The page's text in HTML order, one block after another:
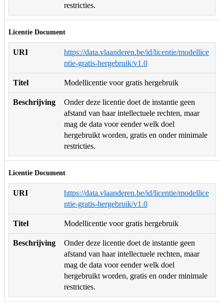
restricties.
Licentie Document
URI
https://data.vlaanderen.be/id/licentie/modellice
ntie-gratis-hergebruik/v1.0
Titel Modellicentie voor gratis hergebruik
Beschrijving
Onder deze licentie doet de instantie geen
afstand van haar intellectuele rechten, maar
mag de data voor eender welk doel
hergebruikt worden, gratis en onder minimale
restricties.
Licentie Document
URI
https://data.vlaanderen.be/id/licentie/modellice
ntie-gratis-hergebruik/v1.0
Titel Modellicentie voor gratis hergebruik
Beschrijving
Onder deze licentie doet de instantie geen
afstand van haar intellectuele rechten, maar
mag de data voor eender welk doel
hergebruikt worden, gratis en onder minimale
restricties.